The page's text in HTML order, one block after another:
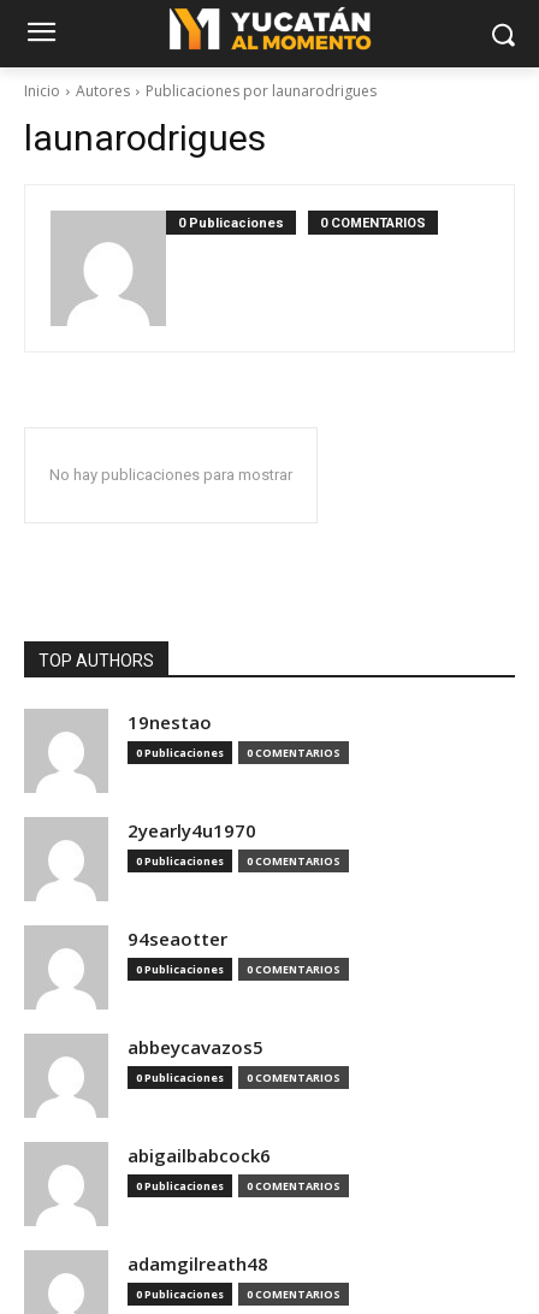
Inicio Autores Publicaciones por launarodrigues
launarodrigues
0 Publicaciones 0 COMENTARIOS
No hay publicaciones para mostrar
TOP AUTHORS
19nestao
0 Publicaciones 0 COMENTARIOS
2yearly4u1970
0 Publicaciones 0 COMENTARIOS
94seaotter
0 Publicaciones 0 COMENTARIOS
abbeycavazos5
0 Publicaciones 0 COMENTARIOS
abigailbabcock6
0 Publicaciones 0 COMENTARIOS
adamgilreath48
0 Publicaciones 0 COMENTARIOS